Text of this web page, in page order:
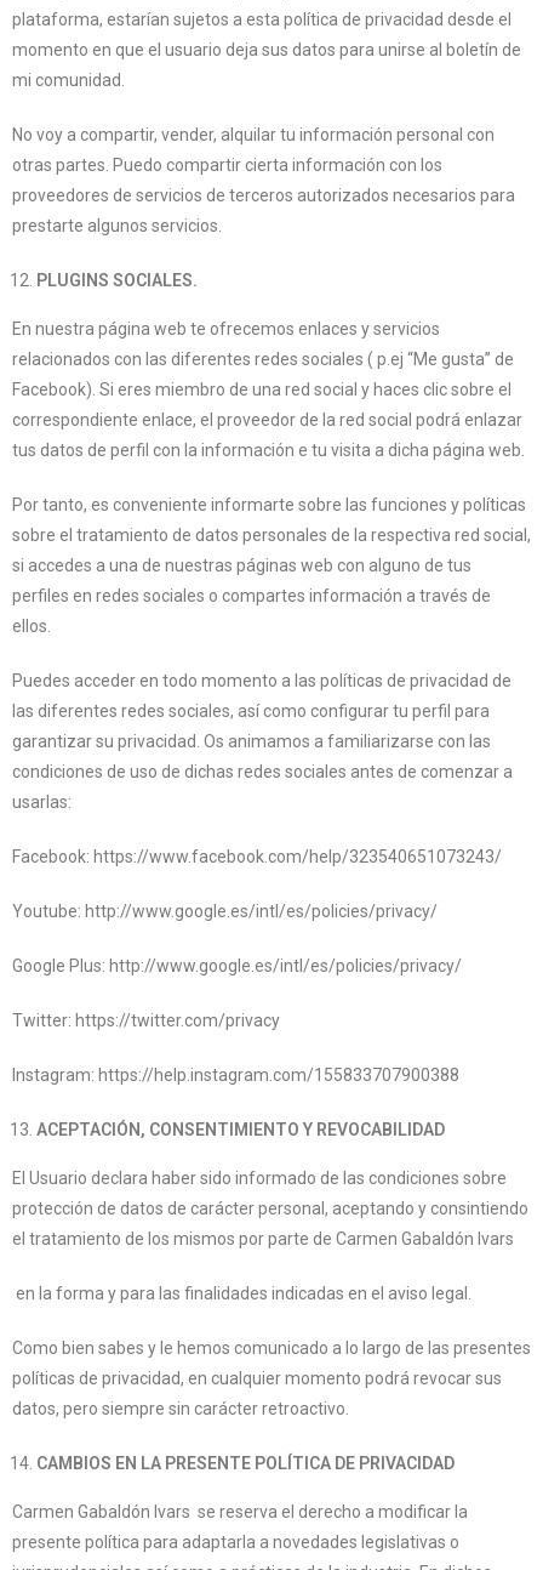
plataforma, estarían sujetos a esta política de privacidad desde el
momento en que el usuario deja sus datos para unirse al boletín de
mi comunidad.
No voy a compartir, vender, alquilar tu información personal con
otras partes. Puedo compartir cierta información con los
proveedores de servicios de terceros autorizados necesarios para
prestarte algunos servicios.
PLUGINS SOCIALES.
En nuestra página web te ofrecemos enlaces y servicios
relacionados con las diferentes redes sociales ( p.ej “Me gusta” de
Facebook). Si eres miembro de una red social y haces clic sobre el
correspondiente enlace, el proveedor de la red social podrá enlazar
tus datos de perfil con la información e tu visita a dicha página web.
Por tanto, es conveniente informarte sobre las funciones y políticas
sobre el tratamiento de datos personales de la respectiva red social,
si accedes a una de nuestras páginas web con alguno de tus
perfiles en redes sociales o compartes información a través de
ellos.
Puedes acceder en todo momento a las políticas de privacidad de
las diferentes redes sociales, así como configurar tu perfil para
garantizar su privacidad. Os animamos a familiarizarse con las
condiciones de uso de dichas redes sociales antes de comenzar a
usarlas:
Facebook: https://www.facebook.com/help/323540651073243/
Youtube: http://www.google.es/intl/es/policies/privacy/
Google Plus: http://www.google.es/intl/es/policies/privacy/
Twitter: https://twitter.com/privacy
Instagram: https://help.instagram.com/155833707900388
ACEPTACIÓN, CONSENTIMIENTO Y REVOCABILIDAD
El Usuario declara haber sido informado de las condiciones sobre
protección de datos de carácter personal, aceptando y consintiendo
el tratamiento de los mismos por parte de Carmen Gabaldón Ivars
en la forma y para las finalidades indicadas en el aviso legal.
Como bien sabes y le hemos comunicado a lo largo de las presentes
políticas de privacidad, en cualquier momento podrá revocar sus
datos, pero siempre sin carácter retroactivo.
CAMBIOS EN LA PRESENTE POLÍTICA DE PRIVACIDAD
Carmen Gabaldón Ivars se reserva el derecho a modificar la
presente política para adaptarla a novedades legislativas o